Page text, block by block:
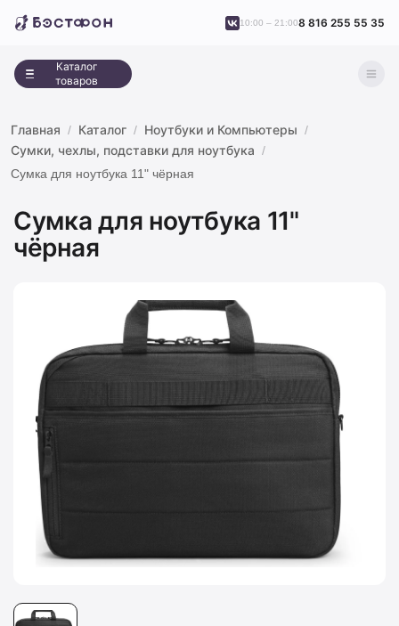
Каталог
товаров
10:00 – 21:008 816 255 55 35
Главная Каталог
Ноутбуки и Компьютеры
Сумки, чехлы, подставки для ноутбука
Сумка для ноутбука 11" чёрная
Сумка для ноутбука 11"
чёрная